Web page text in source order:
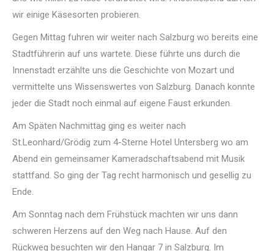
wir einige Käsesorten probieren.
Gegen Mittag fuhren wir weiter nach Salzburg wo bereits eine
Stadtführerin auf uns wartete. Diese führte uns durch die
Innenstadt erzählte uns die Geschichte von Mozart und
vermittelte uns Wissenswertes von Salzburg. Danach konnte
jeder die Stadt noch einmal auf eigene Faust erkunden.
Am Späten Nachmittag ging es weiter nach
St.Leonhard/Grödig zum 4-Sterne Hotel Untersberg wo am
Abend ein gemeinsamer Kameradschaftsabend mit Musik
stattfand. So ging der Tag recht harmonisch und gesellig zu
Ende.
Am Sonntag nach dem Frühstück machten wir uns dann
schweren Herzens auf den Weg nach Hause. Auf den
Rückweg besuchten wir den Hangar 7 in Salzburg. Im